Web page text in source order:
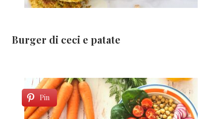
Burger di ceci e patate
Pin